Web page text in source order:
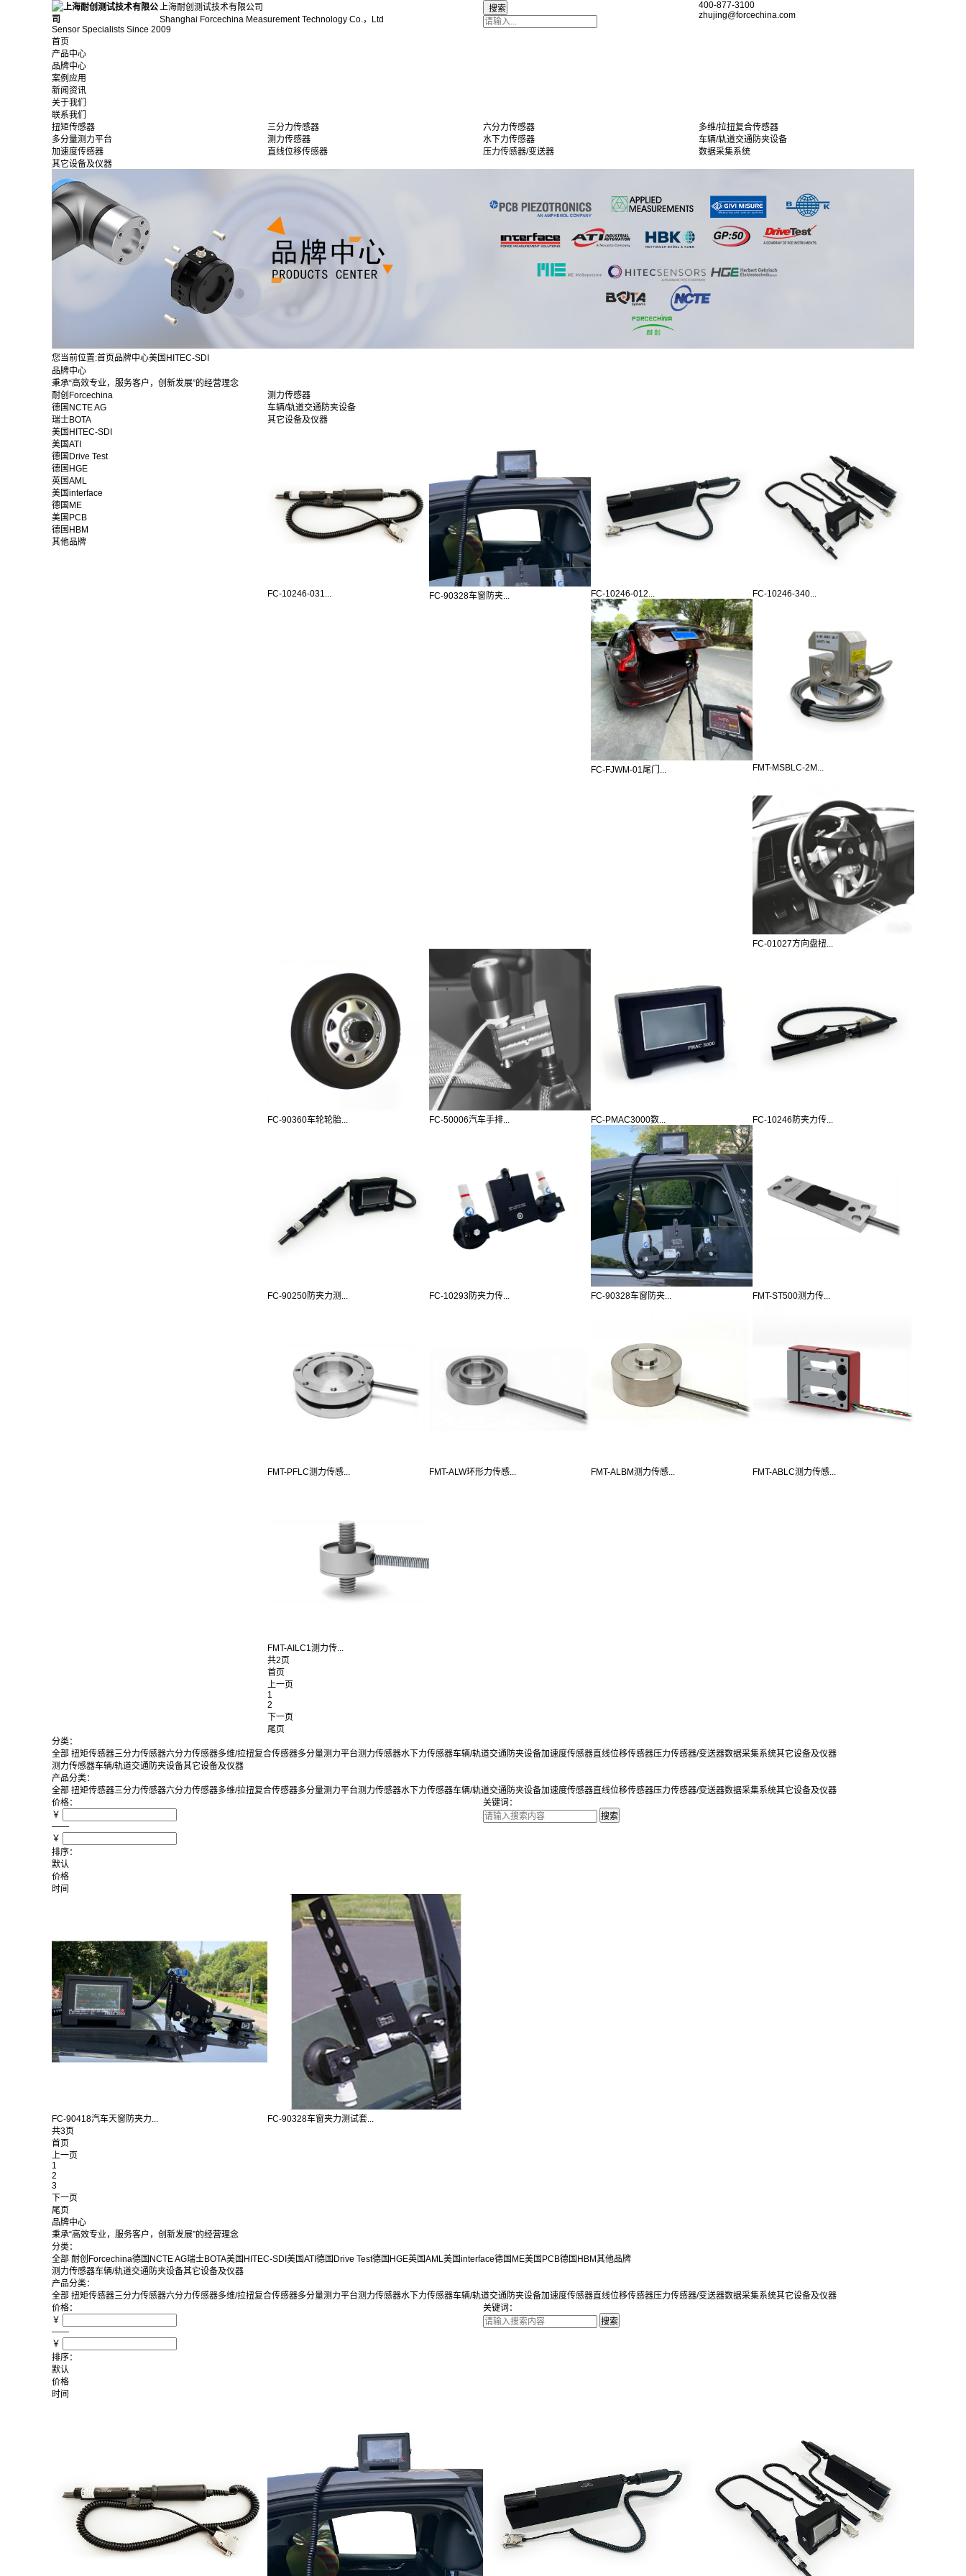
上海耐创测试技术有限公司
Shanghai Forcechina Measurement Technology Co.，Ltd
Sensor Specialists Since 2009
400-877-3100
zhujing@forcechina.com
首页
产品中心
品牌中心
案例应用
新闻资讯
关于我们
联系我们
扭矩传感器
三分力传感器 六分力传感器
多维/拉扭复合传感器
多分量测力平台
测力传感器 水下力传感器
车辆/轨道交通防夹设备
加速度传感器
直线位移传感器 压力传感器/变送器
数据采集系统
其它设备及仪器
您当前位置:首页品牌中心美国HITEC-SDI
品牌中心
秉承“高效专业，服务客户，创新发展”的经营理念
耐创Forcechina
德国NCTE AG
瑞士BOTA
美国HITEC-SDI
美国ATI
德国Drive Test
德国HGE
英国AML
美国interface
德国ME
美国PCB
德国HBM
其他品牌
测力传感器
车辆/轨道交通防夹设备
其它设备及仪器
FC-10246-031... FC-90328车窗防夹... FC-10246-012... FC-10246-340...
FC-FJWM-01尾门... FMT-MSBLC-2M...
FC-01027方向盘扭...
FC-90360车轮轮胎... FC-50006汽车手排... FC-PMAC3000数... FC-10246防夹力传...
FC-90250防夹力测... FC-10293防夹力传... FC-90328车窗防夹... FMT-ST500测力传...
FMT-PFLC测力传感... FMT-ALW环形力传感... FMT-ALBM测力传感... FMT-ABLC测力传感...
FMT-AILC1测力传...
共2页
首页
上一页
1
2
下一页
尾页
分类：
全部 扭矩传感器三分力传感器六分力传感器多维/拉扭复合传感器多分量测力平台测力传感器水下力传感器车辆/轨道交通防夹设备加速度传感器直线位移传感器压力传感器/变送器数据采集系统其它设备及仪器
测力传感器车辆/轨道交通防夹设备其它设备及仪器
产品分类：
全部 扭矩传感器三分力传感器六分力传感器多维/拉扭复合传感器多分量测力平台测力传感器水下力传感器车辆/轨道交通防夹设备加速度传感器直线位移传感器压力传感器/变送器数据采集系统其它设备及仪器
价格：
￥
——
￥
关键词：
排序：
默认
价格
时间
FC-90418汽车天窗防夹力...
FC-90328车窗夹力测试套...
共3页
首页
上一页
1
2
3
下一页
尾页
品牌中心
秉承“高效专业，服务客户，创新发展”的经营理念
分类：
全部 耐创Forcechina德国NCTE AG瑞士BOTA美国HITEC-SDI 美国ATI 德国Drive Test德国HGE英国AML美国interface德国ME美国PCB德国HBM其他品牌
测力传感器车辆/轨道交通防夹设备其它设备及仪器
产品分类：
全部 扭矩传感器三分力传感器六分力传感器多维/拉扭复合传感器多分量测力平台测力传感器水下力传感器车辆/轨道交通防夹设备加速度传感器直线位移传感器压力传感器/变送器数据采集系统其它设备及仪器
价格：
￥
——
￥
关键词：
排序：
默认
价格
时间